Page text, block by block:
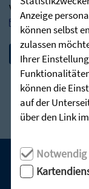
Verfügung:
post@stunde-
UNSERE
Anzeige
können selbst
zulassen
Ihrer
können die
auf der
über den Link
Notwendig